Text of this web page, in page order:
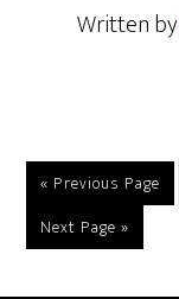
Written by
« Go
Previous Page
Go
to
Next Page »